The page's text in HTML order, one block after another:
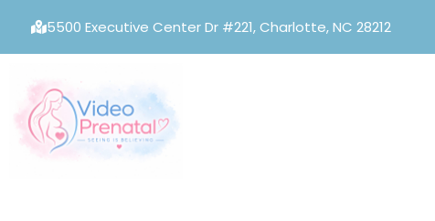
5500 Executive Center Dr #221, Charlotte, NC 28212